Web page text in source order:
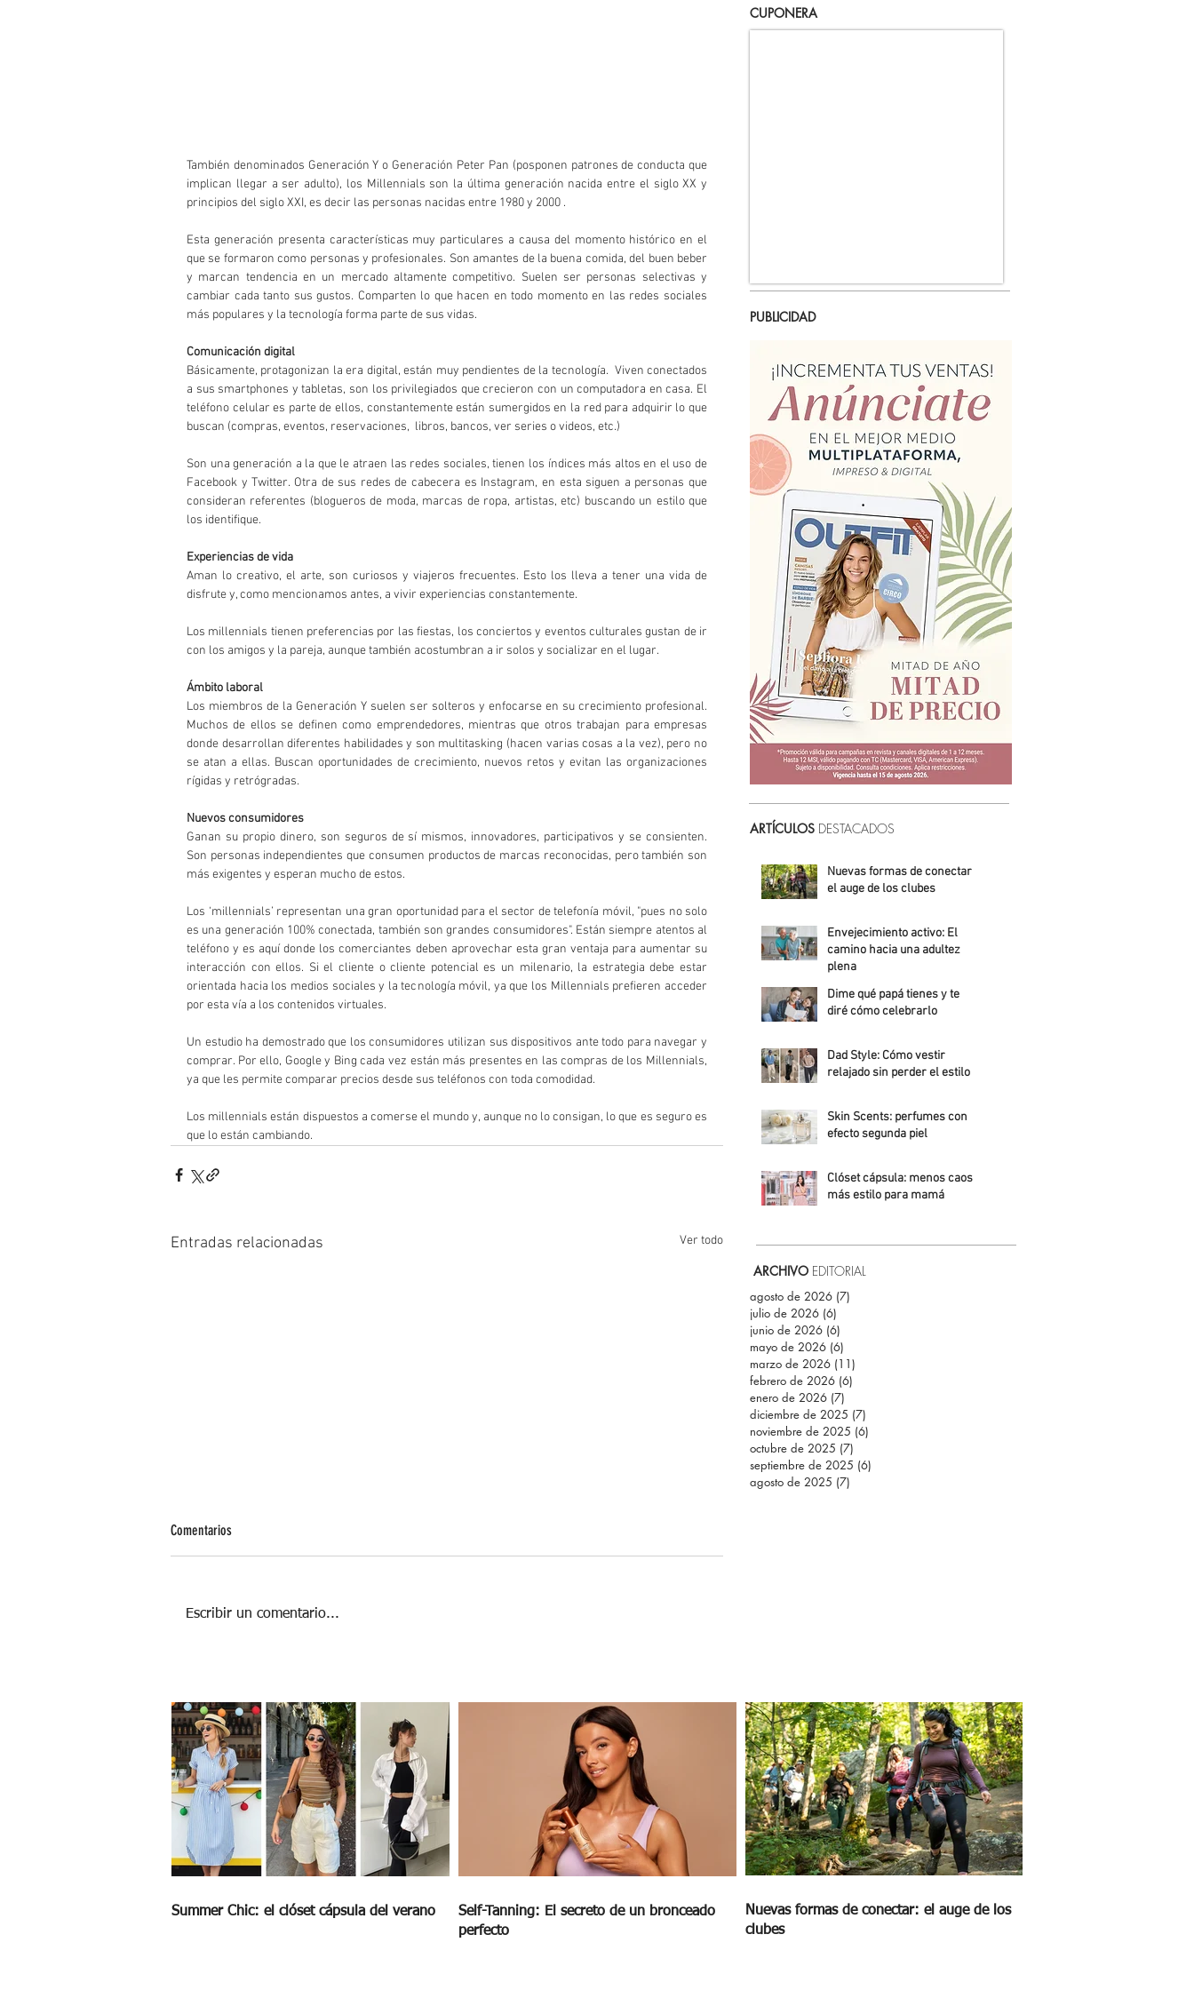
También denominados Generación Y o Generación Peter Pan (posponen patrones de conducta que
implican llegar a ser adulto), los Millennials son la última generación nacida entre el siglo XX y
principios del siglo XXI, es decir las personas nacidas entre 1980 y 2000 .
Esta generación presenta características muy particulares a causa del momento histórico en el
que se formaron como personas y profesionales. Son amantes de la buena comida, del buen beber
y marcan tendencia en un mercado altamente competitivo. Suelen ser personas selectivas y
cambiar cada tanto sus gustos. Comparten lo que hacen en todo momento en las redes sociales
más populares y la tecnología forma parte de sus vidas.
Comunicación digital
Básicamente, protagonizan la era digital, están muy pendientes de la tecnología.  Viven conectados
a sus smartphones y tabletas, son los privilegiados que crecieron con un computadora en casa. El
teléfono celular es parte de ellos, constantemente están sumergidos en la red para adquirir lo que
buscan (compras, eventos, reservaciones,  libros, bancos, ver series o videos, etc.)
Son una generación a la que le atraen las redes sociales, tienen los índices más altos en el uso de
Facebook y Twitter. Otra de sus redes de cabecera es Instagram, en esta siguen a personas que
consideran referentes (blogueros de moda, marcas de ropa, artistas, etc) buscando un estilo que
los identifique.
Experiencias de vida
Aman lo creativo, el arte, son curiosos y viajeros frecuentes. Esto los lleva a tener una vida de
disfrute y, como mencionamos antes, a vivir experiencias constantemente.
Los millennials tienen preferencias por las fiestas, los conciertos y eventos culturales gustan de ir
con los amigos y la pareja, aunque también acostumbran a ir solos y socializar en el lugar.
Ámbito laboral
Los miembros de la Generación Y suelen ser solteros y enfocarse en su crecimiento profesional.
Muchos de ellos se definen como emprendedores, mientras que otros trabajan para empresas
donde desarrollan diferentes habilidades y son multitasking (hacen varias cosas a la vez), pero no
se atan a ellas. Buscan oportunidades de crecimiento, nuevos retos y evitan las organizaciones
rígidas y retrógradas.
Nuevos consumidores
Ganan su propio dinero, son seguros de sí mismos, innovadores, participativos y se consienten.
Son personas independientes que consumen productos de marcas reconocidas, pero también son
más exigentes y esperan mucho de estos.
Los ‘millennials’ representan una gran oportunidad para el sector de telefonía móvil, "pues no solo
es una generación 100% conectada, también son grandes consumidores". Están siempre atentos al
teléfono y es aquí donde los comerciantes deben aprovechar esta gran ventaja para aumentar su
interacción con ellos. Si el cliente o cliente potencial es un milenario, la estrategia debe estar
orientada hacia los medios sociales y la tecnología móvil, ya que los Millennials prefieren acceder
por esta vía a los contenidos virtuales.
Un estudio ha demostrado que los consumidores utilizan sus dispositivos ante todo para navegar y
comprar. Por ello, Google y Bing cada vez están más presentes en las compras de los Millennials,
ya que les permite comparar precios desde sus teléfonos con toda comodidad.
Los millennials están dispuestos a comerse el mundo y, aunque no lo consigan, lo que es seguro es
que lo están cambiando.
Entradas relacionadas Ver todo
niños
Comentarios
Escribir un comentario...
CUPONERA
PUBLICIDAD
ARTÍCULOS DESTACADOS
Nuevas formas de conectar:
el auge de los clubes
Envejecimiento activo: El
camino hacia una adultez
plena
Alejandra Roldán
Dime qué papá tienes y te
diré cómo celebrarlo
Dad Style: Cómo vestir
relajado sin perder el estilo
Skin Scents: perfumes con
efecto segunda piel
Clóset cápsula: menos caos,
más estilo para mamá
ARCHIVO EDITORIAL
agosto de 2026 (7)
julio de 2026 (6)
junio de 2026 (6)
mayo de 2026 (6)
marzo de 2026 (11)
febrero de 2026 (6)
enero de 2026 (7)
diciembre de 2025 (7)
noviembre de 2025 (6)
octubre de 2025 (7)
septiembre de 2025 (6)
agosto de 2025 (7)
Summer Chic: el clóset cápsula del verano
Self-Tanning: El secreto de un bronceado
perfecto
Nuevas formas de conectar: el auge de los
clubes